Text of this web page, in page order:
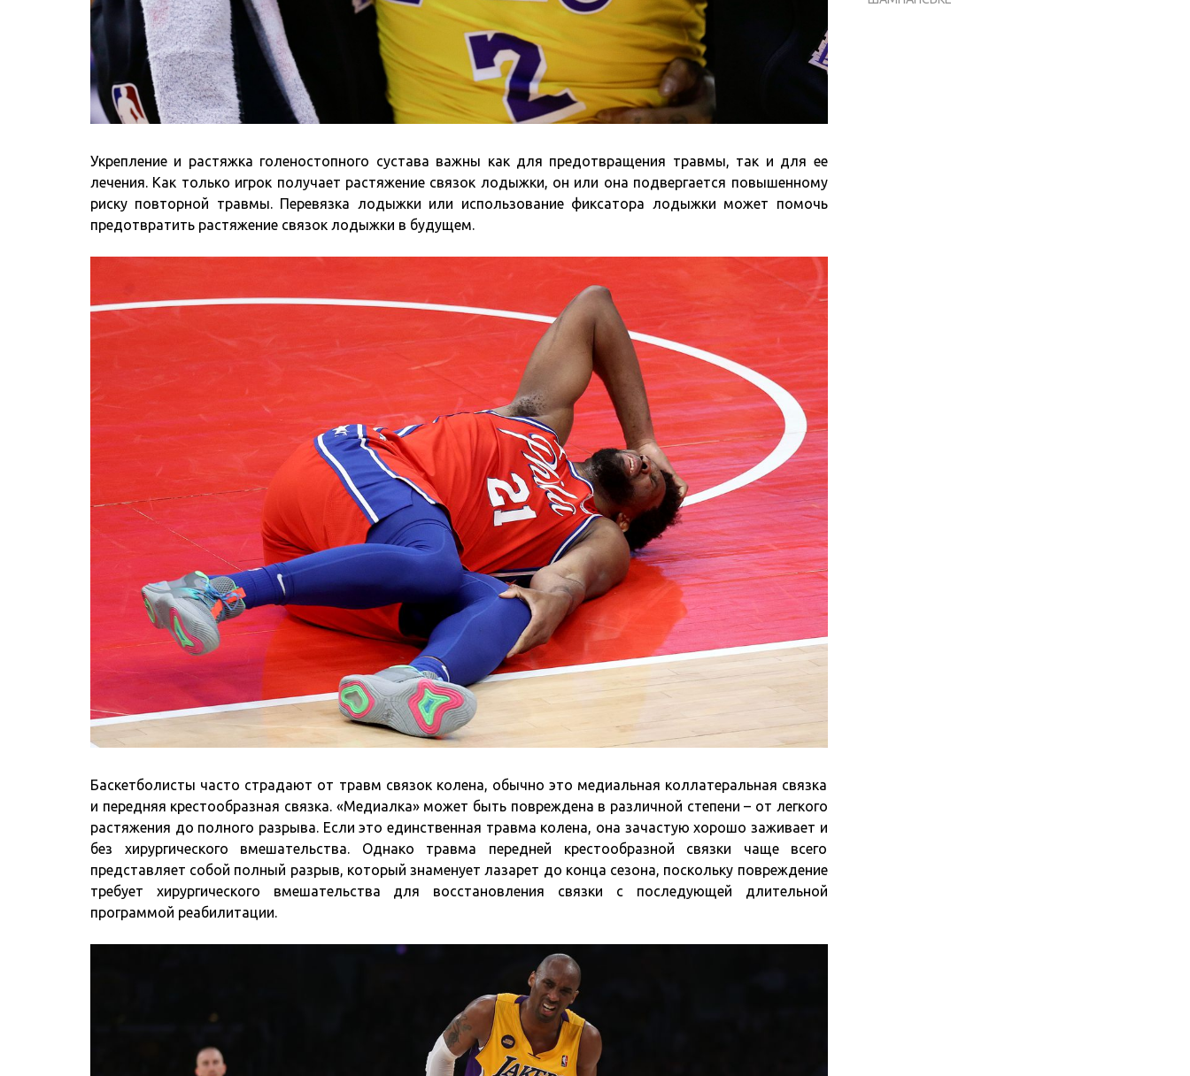
Укрепление и растяжка голеностопного сустава важны как для предотвращения травмы, так и для ее
лечения. Как только игрок получает растяжение связок лодыжки, он или она подвергается повышенному
риску повторной травмы. Перевязка лодыжки или использование фиксатора лодыжки может помочь
предотвратить растяжение связок лодыжки в будущем.
Баскетболисты часто страдают от травм связок колена, обычно это медиальная коллатеральная связка
и передняя крестообразная связка. «Медиалка» может быть повреждена в различной степени – от легкого
растяжения до полного разрыва. Если это единственная травма колена, она зачастую хорошо заживает и
без хирургического вмешательства. Однако травма передней крестообразной связки чаще всего
представляет собой полный разрыв, который знаменует лазарет до конца сезона, поскольку повреждение
требует хирургического вмешательства для восстановления связки с последующей длительной
программой реабилитации.